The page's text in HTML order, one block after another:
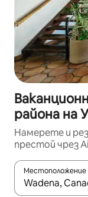
района на
Намерете и
престой чрез
Местоположение
Когато